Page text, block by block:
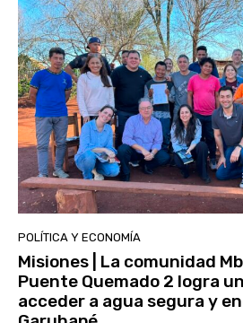
POLÍTICA Y ECONOMÍA
Misiones | La comunidad
Puente Quemado 2 logra
acceder a agua segura y